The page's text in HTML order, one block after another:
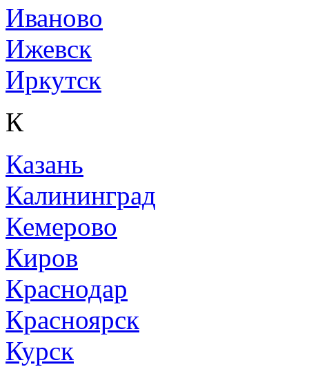
Иваново
Ижевск
Иркутск
К
Казань
Калининград
Кемерово
Киров
Краснодар
Красноярск
Курск